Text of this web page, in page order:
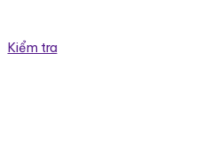
Kiểm tra